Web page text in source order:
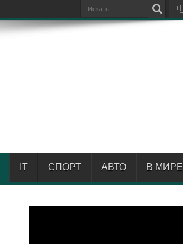
IT СПОРТ АВТО В МИРЕ